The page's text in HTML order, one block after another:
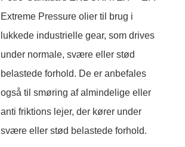
Extreme Pressure olier til brug i
lukkede industrielle gear, som drives
under normale, svære eller stød
belastede forhold. De er anbefales
også til smøring af almindelige eller
anti friktions lejer, der kører under
svære eller stød belastede forhold.